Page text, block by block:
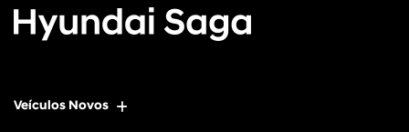
Veículos Novos